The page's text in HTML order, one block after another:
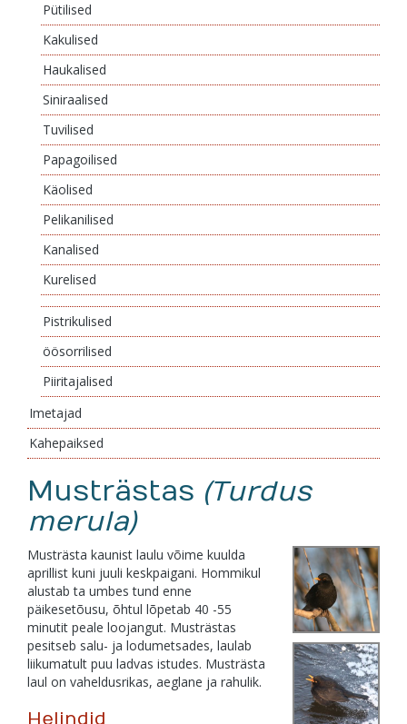
Pütilised
Kakulised
Haukalised
Siniraalised
Tuvilised
Papagoilised
Käolised
Pelikanilised
Kanalised
Kurelised
Pistrikulised
öösorrilised
Piiritajalised
Imetajad
Kahepaiksed
Musträstas (Turdus
merula)
Musträsta kaunist laulu võime kuulda
aprillist kuni juuli keskpaigani. Hommikul
alustab ta umbes tund enne
päikesetõusu, õhtul lõpetab 40 -55
minutit peale loojangut. Musträstas
pesitseb salu- ja lodumetsades, laulab
liikumatult puu ladvas istudes. Musträsta
laul on vaheldusrikas, aeglane ja rahulik.
Helindid